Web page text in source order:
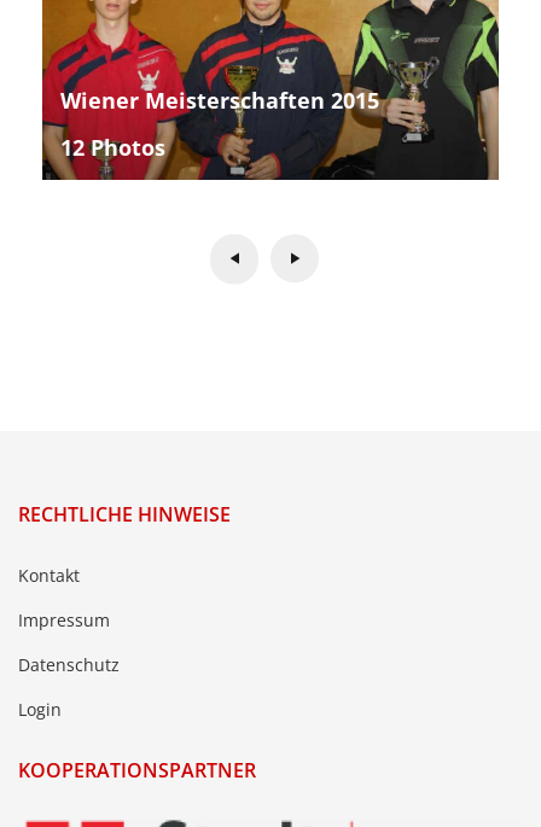
Wiener Meisterschaften 2015
12 Photos
RECHTLICHE HINWEISE
Kontakt
Impressum
Datenschutz
Login
KOOPERATIONSPARTNER